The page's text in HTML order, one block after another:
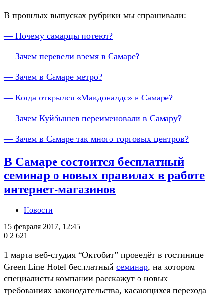
В прошлых выпусках рубрики мы спрашивали:
— Почему самарцы потеют?
— Зачем перевели время в Самаре?
— Зачем в Самаре метро?
— Когда открылся «Макдоналдс» в Самаре?
— Зачем Куйбышев переименовали в Самару?
— Зачем в Самаре так много торговых центров?
В Самаре состоится бесплатный
семинар о новых правилах в работе
интернет-магазинов
Новости
15 февраля 2017, 12:45
0 2 621
1 марта веб-студия “Октобит” проведёт в гостинице
Green Line Hotel бесплатный семинар, на котором
специалисты компании расскажут о новых
требованиях законодательства, касающихся перехода